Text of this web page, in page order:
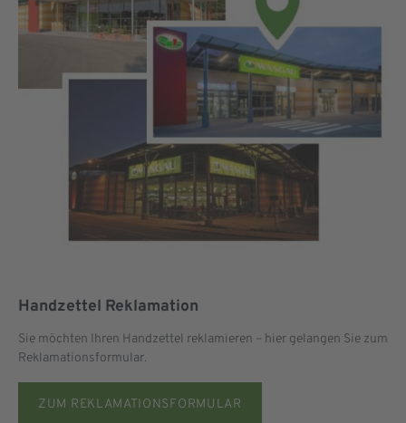
Handzettel Reklamation
Sie möchten Ihren Handzettel reklamieren – hier gelangen Sie zum
Reklamationsformular.
ZUM REKLAMATIONSFORMULAR